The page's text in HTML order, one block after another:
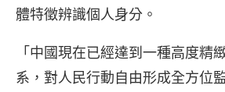
體特徵辨識個人身分。
「中國現在已經達到一種高度精
系，對人民行動自由形成全方位